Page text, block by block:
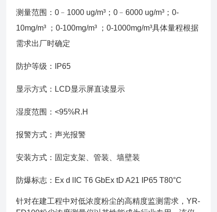
测量范围：0﹣1000 ug/m³；0﹣6000 ug/m³；0-
10mg/m³ ；0-100mg/m³ ；0-1000mg/m³具体量程根据
需求出厂时确定
防护等级： IP65
显示方式： LCD显示屏直读显示
湿度范围：<95%R.H
报警方式：声光报警
安装方式： 固定支架、管装、墙壁装
防爆标志： Ex d lIC T6 GbEx tD A21 IP65 T80°C
针对在建工程中对低浓度粉尘的高精度监测需求，YR-